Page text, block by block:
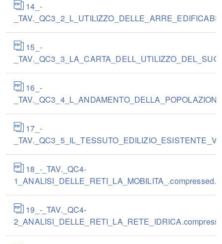
14_-
15_-
16_-
17_-
18_-_TAV._QC4-
19_-_TAV._QC4-